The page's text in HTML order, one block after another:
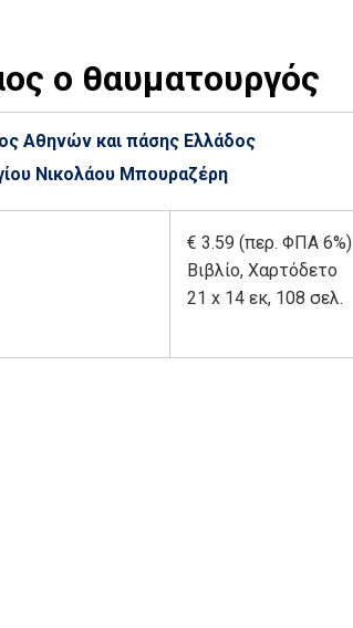
ο θαυματουργός
Αθηνών και πάσης Ελλάδος
Νικολάου Μπουραζέρη
€ 3.59 (περ. ΦΠΑ 6%)
Βιβλίο, Χαρτόδετο
21 x 14 εκ, 108 σελ.